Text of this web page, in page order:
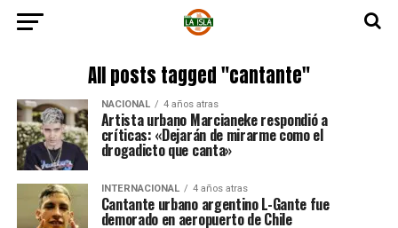
All posts tagged "cantante"
NACIONAL 4 años atras
Artista urbano Marcianeke respondió a
críticas: «Dejarán de mirarme como el
drogadicto que canta»
INTERNACIONAL 4 años atras
Cantante urbano argentino L-Gante fue
demorado en aeropuerto de Chile